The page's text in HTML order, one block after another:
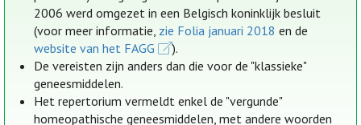
2006 werd omgezet in een Belgisch koninklijk besluit
(voor meer informatie, zie Folia januari 2018 en de
website van het FAGG
).
De vereisten zijn anders dan die voor de "klassieke"
geneesmiddelen.
Het repertorium vermeldt enkel de "vergunde"
homeopathische geneesmiddelen, met andere woorden